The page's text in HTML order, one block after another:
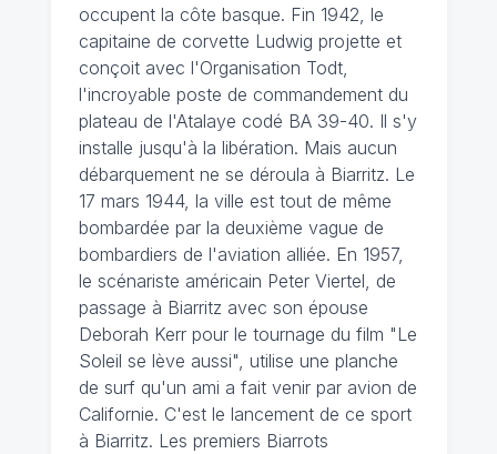
occupent la côte basque. Fin 1942, le
capitaine de corvette Ludwig projette et
conçoit avec l'Organisation Todt,
l'incroyable poste de commandement du
plateau de l'Atalaye codé BA 39-40. Il s'y
installe jusqu'à la libération. Mais aucun
débarquement ne se déroula à Biarritz. Le
17 mars 1944, la ville est tout de même
bombardée par la deuxième vague de
bombardiers de l'aviation alliée. En 1957,
le scénariste américain Peter Viertel, de
passage à Biarritz avec son épouse
Deborah Kerr pour le tournage du film "Le
Soleil se lève aussi", utilise une planche
de surf qu'un ami a fait venir par avion de
Californie. C'est le lancement de ce sport
à Biarritz. Les premiers Biarrots